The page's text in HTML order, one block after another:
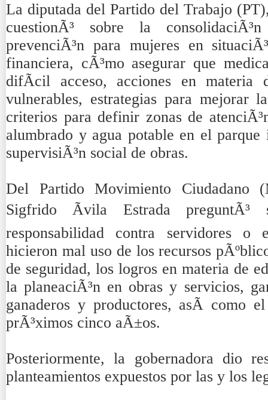
La diputada del Partido del Trabajo
cuestionÃ³ sobre la
prevenciÃ³n para mujeres en
financiera, cÃ³mo asegurar que
difÃ­cil acceso, acciones en materia
vulnerables, estrategias para mejorar
criterios para definir zonas de
alumbrado y agua potable en el
supervisiÃ³n social de obras.
Del Partido Movimiento Ciudadano
Sigfrido Ãvila Estrada
responsabilidad contra servidores o
hicieron mal uso de los recursos
de seguridad, los logros en materia de
la planeaciÃ³n en obras y servicios,
ganaderos y productores, asÃ­ como
prÃ³ximos cinco aÃ±os.
Posteriormente, la gobernadora dio
planteamientos expuestos por las y los